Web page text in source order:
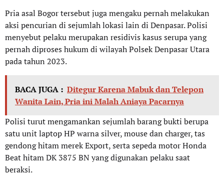
Pria asal Bogor tersebut juga mengaku pernah melakukan
aksi pencurian di sejumlah lokasi lain di Denpasar. Polisi
menyebut pelaku merupakan residivis kasus serupa yang
pernah diproses hukum di wilayah Polsek Denpasar Utara
pada tahun 2023.
BACA JUGA : Ditegur Karena Mabuk dan Telepon
Wanita Lain, Pria ini Malah Aniaya Pacarnya
Polisi turut mengamankan sejumlah barang bukti berupa
satu unit laptop HP warna silver, mouse dan charger, tas
gendong hitam merek Export, serta sepeda motor Honda
Beat hitam DK 3875 BN yang digunakan pelaku saat
beraksi.